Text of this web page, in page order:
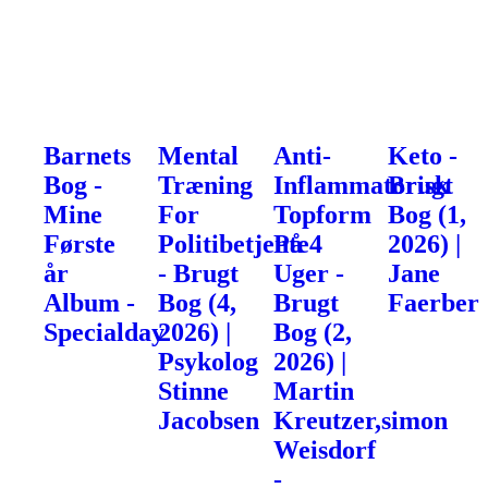
Barnets
Bog -
Mine
Første
år
Album -
Specialday
Mental
Træning
For
Politibetjente
- Brugt
Bog (4,
2026) |
Psykolog
Stinne
Jacobsen
Anti-
Inflammatorisk
Topform
På 4
Uger -
Brugt
Bog (2,
2026) |
Martin
Kreutzer,simon
Weisdorf
-
Keto -
Brugt
Bog (1,
2026) |
Jane
Faerber